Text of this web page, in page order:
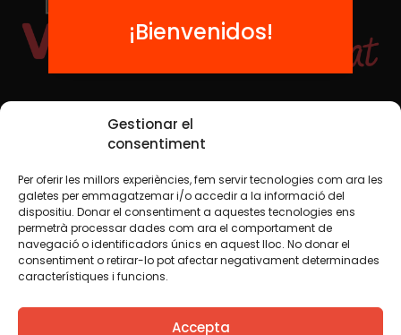
Gestionar el
consentiment
Per oferir les millors experiències, fem servir tecnologies com ara les
galetes per emmagatzemar i/o accedir a la informació del
dispositiu. Donar el consentiment a aquestes tecnologies ens
permetrà processar dades com ara el comportament de
navegació o identificadors únics en aquest lloc. No donar el
consentiment o retirar-lo pot afectar negativament determinades
característiques i funcions.
Accepta
Redes sociales
TWT YTB IG FB IN
Aviso legalPolítica de cookies
Creemos que el conocimiento debe compartirse. Por eso
utilizamos una licencia Creative Commons, salvo que en
¡Bienvenidos!